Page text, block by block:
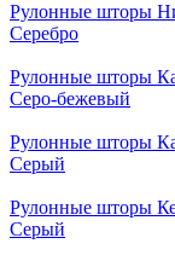
Рулонные шторы
Серебро
Рулонные шторы
Серо-бежевый
Рулонные шторы
Серый
Рулонные шторы
Серый